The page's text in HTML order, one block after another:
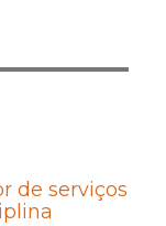
de serviços